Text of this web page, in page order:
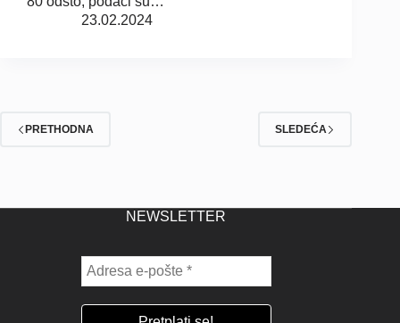
23.02.2024
PRETHODNA SLEDEĆA
NEWSLETTER